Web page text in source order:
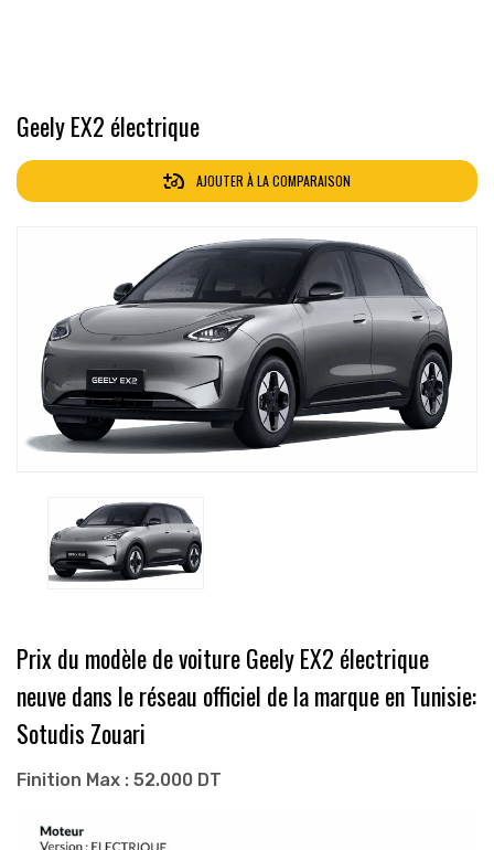
Geely EX2 électrique
AJOUTER À LA COMPARAISON
Prix du modèle de voiture Geely EX2 électrique
neuve dans le réseau officiel de la marque en Tunisie:
Sotudis Zouari
Finition Max : 52.000 DT